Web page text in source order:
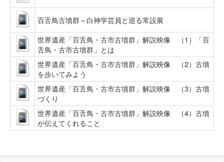
百舌鳥古墳群～白神学芸員と巡る常設展
世界遺産「百舌鳥・古市古墳群」解説映像 （1）「百
舌鳥・古市古墳群」とは
世界遺産「百舌鳥・古市古墳群」解説映像 （2）古墳
を歩いてみよう
世界遺産「百舌鳥・古市古墳群」解説映像 （3）古墳
づくり
世界遺産「百舌鳥・古市古墳群」解説映像 （4）古墳
が伝えてくれること